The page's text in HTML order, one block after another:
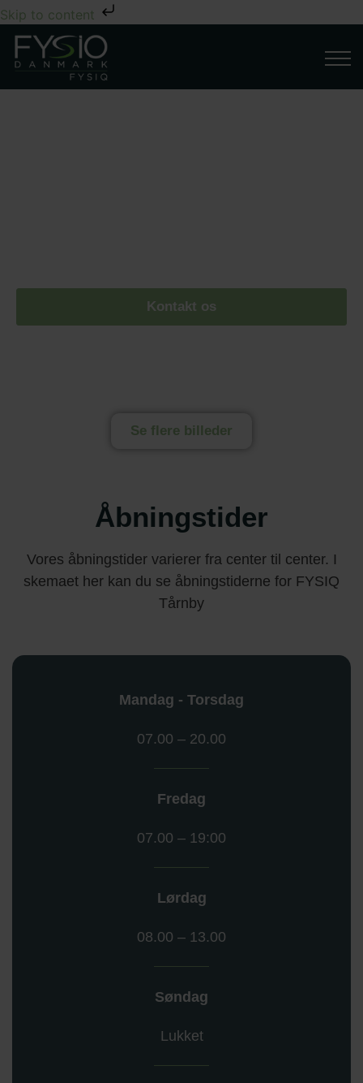
Skip to content
Kontakt os
Se flere billeder
Åbningstider
Vores åbningstider varierer fra center til center. I
skemaet her kan du se åbningstiderne for FYSIQ
Tårnby
Mandag - Torsdag
07.00 – 20.00
Fredag
07.00 – 19:00
Lørdag
08.00 – 13.00
Søndag
Lukket